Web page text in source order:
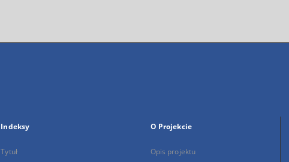
Indeksy
Tytuł
O Projekcie
Opis projektu